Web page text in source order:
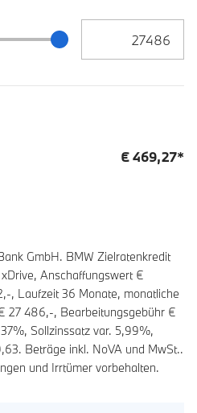
€469,27*
GmbH. BMW Zielratenkredit
Anschaffungswert €
,-, Laufzeit36 Monate, monatliche
27 486,-, Bearbeitungsgebühr €
%, Sollzinssatz var. 5,99%,
. Beträge inkl. NoVA und MwSt..
und Irrtümer vorbehalten.